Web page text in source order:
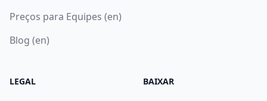
Preços para Equipes (en)
Blog (en)
LEGAL BAIXAR